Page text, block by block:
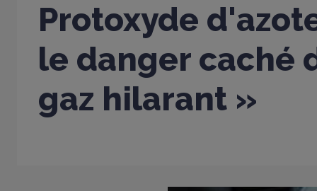
Protoxyde
le danger caché
gaz hilarant »